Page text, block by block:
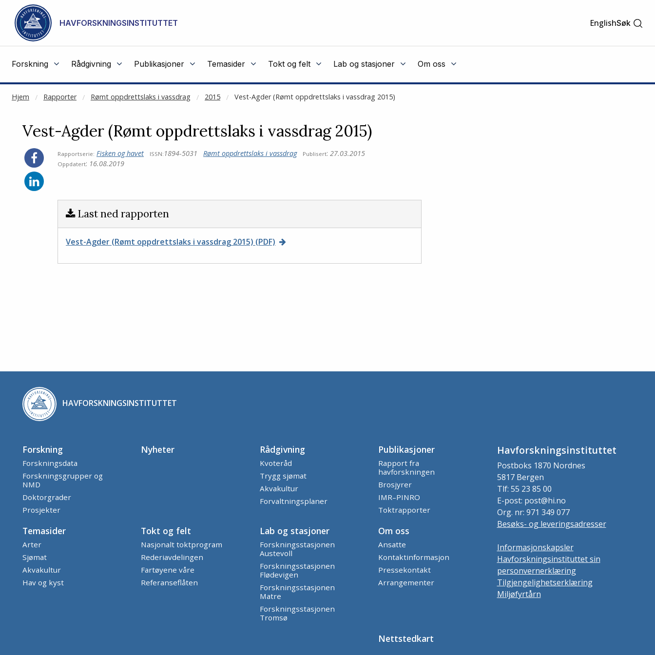
Gå til hovedinnhold
HAVFORSKNINGSINSTITUTTET EnglishSøk
Forskning Rådgivning Publikasjoner Temasider Tokt og felt Lab og stasjoner Om oss
Hjem Rapporter Rømt oppdrettslaks i vassdrag 2015 Vest-Agder (Rømt oppdrettslaks i vassdrag 2015)
NOT CACHED
Vest-Agder (Rømt oppdrettslaks i vassdrag 2015)
Rapportserie: Fisken og havet ISSN: 1894-5031 Rømt oppdrettslaks i vassdrag Publisert:27.03.2015
Oppdatert: 16.08.2019
Last ned rapporten
Vest-Agder (Rømt oppdrettslaks i vassdrag 2015) (PDF)
HAVFORSKNINGSINSTITUTTET
Forskning
Forskningsdata
Forskningsgrupper og
NMD
Doktorgrader
Prosjekter
Nyheter Rådgivning
Kvoteråd
Trygg sjømat
Akvakultur
Forvaltningsplaner
Publikasjoner
Rapport fra
havforskningen
Brosjyrer
IMR–PINRO
Toktrapporter
Temasider
Arter
Sjømat
Akvakultur
Hav og kyst
Tokt og felt
Nasjonalt toktprogram
Rederiavdelingen
Fartøyene våre
Referanseflåten
Lab og stasjoner
Forskningsstasjonen
Austevoll
Forskningsstasjonen
Flødevigen
Forskningsstasjonen
Matre
Forskningsstasjonen
Tromsø
Om oss
Ansatte
Kontaktinformasjon
Pressekontakt
Arrangementer
Nettstedkart
Havforskningsinstituttet
Postboks 1870 Nordnes
5817 Bergen
Tlf: 55 23 85 00
E-post: post@hi.no
Org. nr: 971 349 077
Besøks- og leveringsadresser
Informasjonskapsler
Havforskningsinstituttet sin
personvernerklæring
Tilgjengelighetserklæring
Miljøfyrtårn